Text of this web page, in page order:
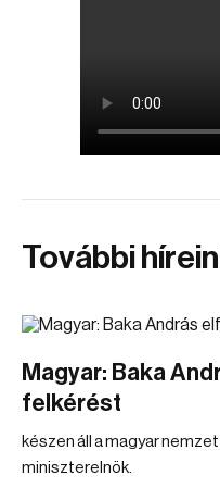
További
Magyar: Baka
felkérést
készen áll a magyar
miniszterelnök.